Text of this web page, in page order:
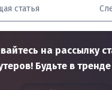
статья
на рассылку
Будьте в